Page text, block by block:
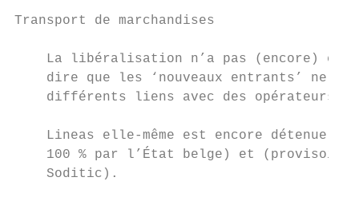
Transport de marchandises
La libéralisation n’a pas (encore)
dire que les ‘nouveaux entrants’ ne
différents liens avec des opérateurs
Lineas elle-même est encore détenue à
100 % par l’État belge) et
    Soditic).